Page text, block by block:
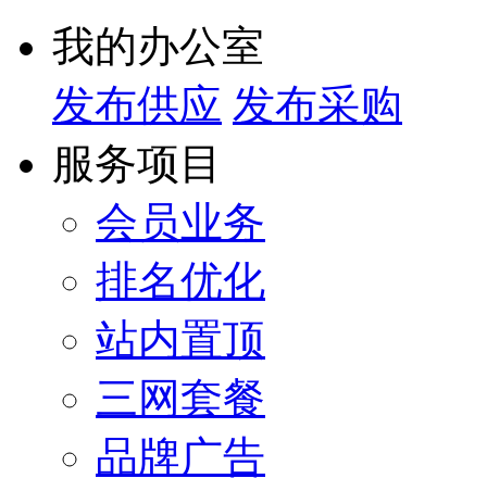
我的办公室
发布供应 发布采购
服务项目
会员业务
排名优化
站内置顶
三网套餐
品牌广告